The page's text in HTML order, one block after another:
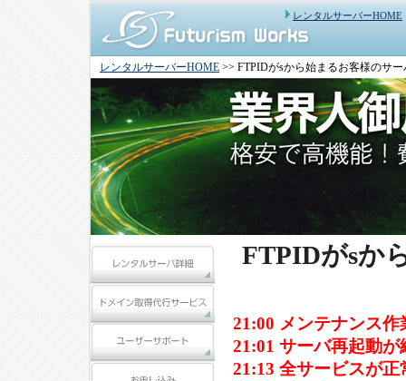
レンタルサーバーHOME
レンタルサーバーHOME >> FTPIDがsから始まるお客様のサ
FTPIDがsか
21:00 メンテナンス
21:01 サーバ再起動
21:13 全サービスが